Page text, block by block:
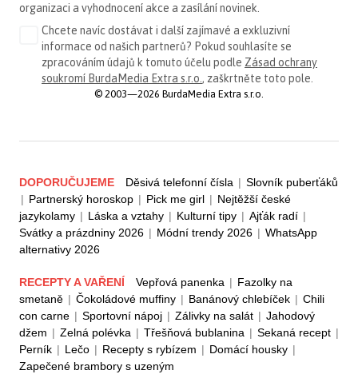
organizaci a vyhodnocení akce a zasílání novinek.
Chcete navíc dostávat i další zajímavé a exkluzivní
informace od našich partnerů? Pokud souhlasíte se
zpracováním údajů k tomuto účelu podle Zásad ochrany
soukromí BurdaMedia Extra s.r.o. , zaškrtněte toto pole.
© 2003—2026 BurdaMedia Extra s.r.o.
DOPORUČUJEME Děsivá telefonní čísla | Slovník puberťáků
| Partnerský horoskop | Pick me girl | Nejtěžší české
jazykolamy | Láska a vztahy | Kulturní tipy | Ajťák radí |
Svátky a prázdniny 2026 | Módní trendy 2026 | WhatsApp
alternativy 2026
RECEPTY A VAŘENÍ Vepřová panenka | Fazolky na
smetaně | Čokoládové muffiny | Banánový chlebíček | Chili
con carne | Sportovní nápoj | Zálivky na salát | Jahodový
džem | Zelná polévka | Třešňová bublanina | Sekaná recept |
Perník | Lečo | Recepty s rybízem | Domácí housky |
Zapečené brambory s uzeným